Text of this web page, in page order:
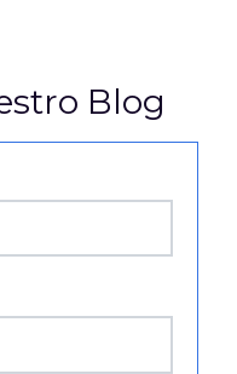
Blog